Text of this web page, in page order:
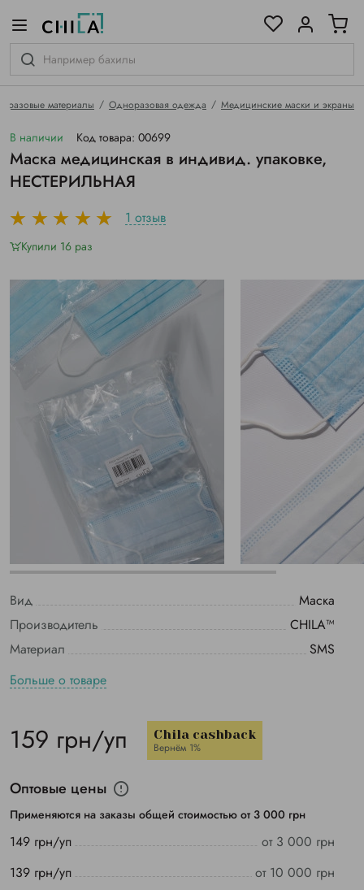
материалы Одноразовая одежда Медицинские маски и экраны
В наличии Код товара: 00699
Маска медицинская в индивид. упаковке,
НЕСТЕРИЛЬНАЯ
1 отзыв
Купили 16 раз
Вид
Маска
Производитель
CHILA™
Материал
SMS
Больше о товаре
159 грн/уп Chila cashback
Вернём 1%
Оптовые цены
Применяются на заказы общей стоимостью от 3 000 грн
149 грн/уп
от 3 000 грн
139 грн/уп
от 10 000 грн
гамме